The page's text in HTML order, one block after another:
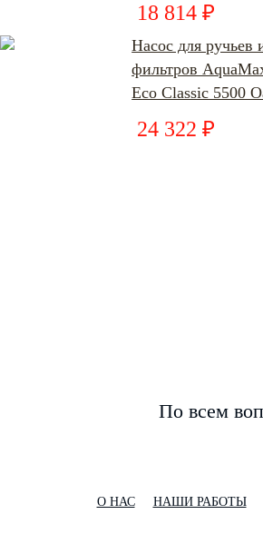
18 814 ₽
Насос для ручьев
фильтров
Eco Classic 5500
24 322 ₽
По всем
О НАС НАШИ РАБОТЫ